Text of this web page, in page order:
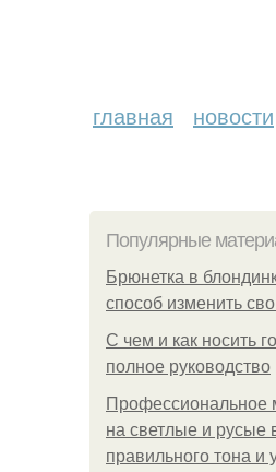
главная новости
Популярные
Брюнетка в
способ изменить
С чем и как носить
полное руководство
Профессиональное
на светлые и русые
правильного тона и